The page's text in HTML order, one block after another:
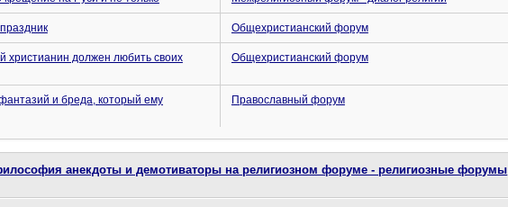
Общехристианский форум
христианин должен любить своих
Общехристианский форум
и бреда, который ему
Православный форум
анекдоты и демотиваторы на религиозном форуме - религиозные форумы